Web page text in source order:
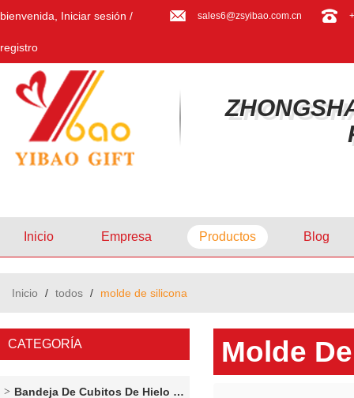
bienvenida, Iniciar sesión /
registro
sales6@zsyibao.com.cn
Inicio Empresa Productos Blog
Inicio / todos / molde de silicona
CATEGORÍA
Bandeja De Cubitos De Hielo De Silicona
Molde